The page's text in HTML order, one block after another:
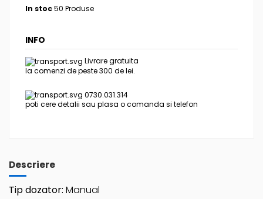
In stoc50 Produse
INFO
Livrare gratuita
la comenzi de peste 300 de lei.
0730.031.314
poti cere detalii sau plasa o comanda si telefon
Descriere
Tip dozator: Manual